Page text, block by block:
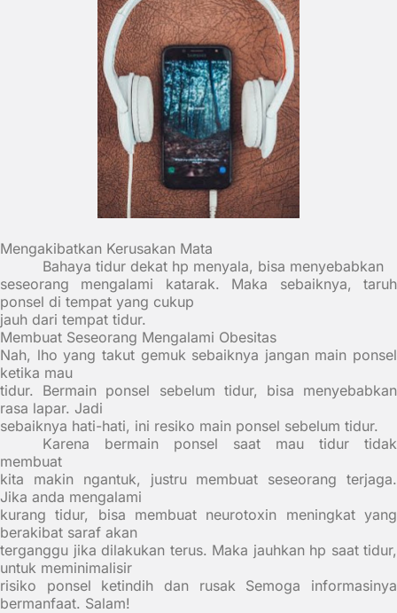
Mengakibatkan Kerusakan Mata
Bahaya tidur dekat hp menyala, bisa menyebabkan
seseorang mengalami katarak. Maka sebaiknya, taruh
ponsel di tempat yang cukup
jauh dari tempat tidur.
Membuat Seseorang Mengalami Obesitas
Nah, lho yang takut gemuk sebaiknya jangan main ponsel
ketika mau
tidur. Bermain ponsel sebelum tidur, bisa menyebabkan
rasa lapar. Jadi
sebaiknya hati-hati, ini resiko main ponsel sebelum tidur.
Karena bermain ponsel saat mau tidur tidak
membuat
kita makin ngantuk, justru membuat seseorang terjaga.
Jika anda mengalami
kurang tidur, bisa membuat neurotoxin meningkat yang
berakibat saraf akan
terganggu jika dilakukan terus. Maka jauhkan hp saat tidur,
untuk meminimalisir
risiko ponsel ketindih dan rusak Semoga informasinya
bermanfaat. Salam!